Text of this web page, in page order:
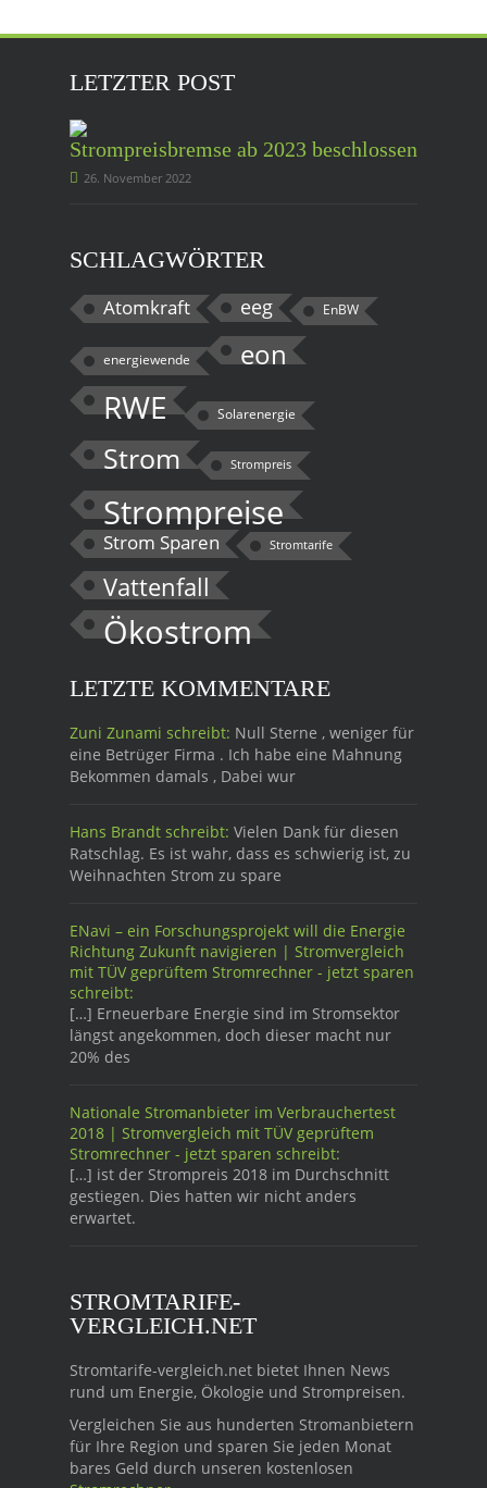
LETZTER POST
Strompreisbremse ab 2023 beschlossen
26. November 2022
SCHLAGWÖRTER
Atomkraft eeg EnBW
energiewende eon
RWE Solarenergie
Strom Strompreis
Strompreise
Strom Sparen Stromtarife
Vattenfall
Ökostrom
LETZTE KOMMENTARE
Zuni Zunami schreibt: Null Sterne , weniger für
eine Betrüger Firma . Ich habe eine Mahnung
Bekommen damals , Dabei wur
Hans Brandt schreibt: Vielen Dank für diesen
Ratschlag. Es ist wahr, dass es schwierig ist, zu
Weihnachten Strom zu spare
ENavi – ein Forschungsprojekt will die Energie
Richtung Zukunft navigieren | Stromvergleich
mit TÜV geprüftem Stromrechner - jetzt sparen
schreibt:
[…] Erneuerbare Energie sind im Stromsektor
längst angekommen, doch dieser macht nur
20% des
Nationale Stromanbieter im Verbrauchertest
2018 | Stromvergleich mit TÜV geprüftem
Stromrechner - jetzt sparen schreibt:
[…] ist der Strompreis 2018 im Durchschnitt
gestiegen. Dies hatten wir nicht anders
erwartet.
STROMTARIFE-
VERGLEICH.NET
Stromtarife-vergleich.net bietet Ihnen News
rund um Energie, Ökologie und Strompreisen.
Vergleichen Sie aus hunderten Stromanbietern
für Ihre Region und sparen Sie jeden Monat
bares Geld durch unseren kostenlosen